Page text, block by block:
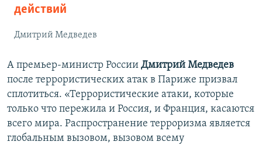
действий
Дмитрий Медведев
А премьер-министр России Дмитрий Медведев
после террористических атак в Париже призвал
сплотиться. «Террористические атаки, которые
только что пережила и Россия, и Франция, касаются
всего мира. Распространение терроризма является
глобальным вызовом, вызовом всему